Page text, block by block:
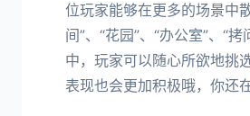
位玩家能够在更多的场景中
间”、“花园”、“办公室”、“
中，玩家可以随心所欲地挑
表现也会更加积极哦，你还